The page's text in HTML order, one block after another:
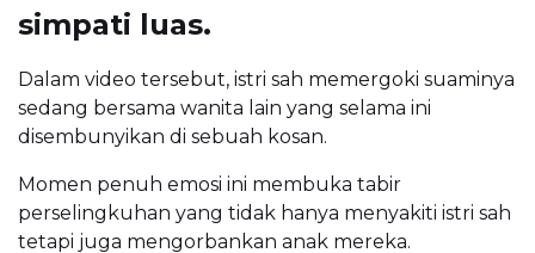
simpati luas.
Dalam video tersebut, istri sah memergoki suaminya
sedang bersama wanita lain yang selama ini
disembunyikan di sebuah kosan.
Momen penuh emosi ini membuka tabir
perselingkuhan yang tidak hanya menyakiti istri sah
tetapi juga mengorbankan anak mereka.